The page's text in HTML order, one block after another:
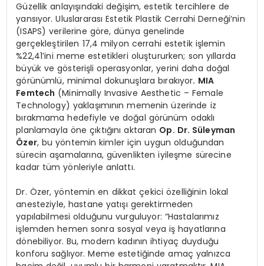
Güzellik anlayışındaki değişim, estetik tercihlere de
yansıyor. Uluslararası Estetik Plastik Cerrahi Derneği’nin
(ISAPS) verilerine göre, dünya genelinde
gerçekleştirilen 17,4 milyon cerrahi estetik işlemin
%22,41’ini meme estetikleri oluştururken; son yıllarda
büyük ve gösterişli operasyonlar, yerini daha doğal
görünümlü, minimal dokunuşlara bırakıyor. MIA
Femtech (Minimally Invasive Aesthetic – Female
Technology) yaklaşımının memenin üzerinde iz
bırakmama hedefiyle ve doğal görünüm odaklı
planlamayla öne çıktığını aktaran Op. Dr. Süleyman
Özer, bu yöntemin kimler için uygun olduğundan
sürecin aşamalarına, güvenlikten iyileşme sürecine
kadar tüm yönleriyle anlattı.
Dr. Özer, yöntemin en dikkat çekici özelliğinin lokal
anesteziyle, hastane yatışı gerektirmeden
yapılabilmesi olduğunu vurguluyor: “Hastalarımız
işlemden hemen sonra sosyal veya iş hayatlarına
dönebiliyor. Bu, modern kadının ihtiyaç duyduğu
konforu sağlıyor. Meme estetiğinde amaç yalnızca